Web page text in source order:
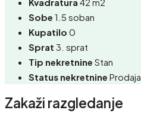
Kvadratura 42 m2
Sobe 1.5 soban
Kupatilo 0
Sprat 3. sprat
Tip nekretnine Stan
Status nekretnine Prodaja
Zakaži razgledanje